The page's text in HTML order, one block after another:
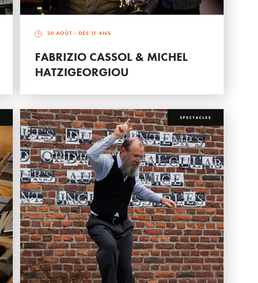
30 AOÛT - DÈS 11 ANS
FABRIZIO CASSOL & MICHEL
HATZIGEORGIOU
SPECTACLES